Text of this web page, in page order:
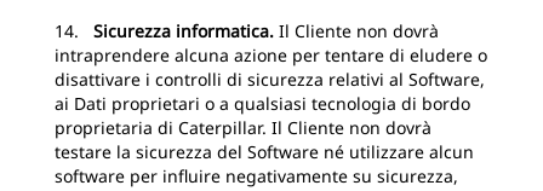
14. Sicurezza informatica. Il Cliente non dovrà
intraprendere alcuna azione per tentare di eludere o
disattivare i controlli di sicurezza relativi al Software,
ai Dati proprietari o a qualsiasi tecnologia di bordo
proprietaria di Caterpillar. Il Cliente non dovrà
testare la sicurezza del Software né utilizzare alcun
software per influire negativamente su sicurezza,